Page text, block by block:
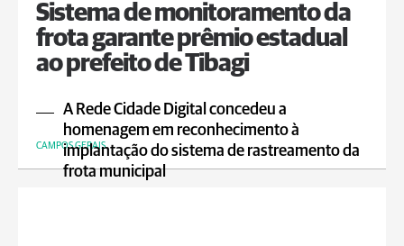
Sistema de monitoramento da
frota garante prêmio estadual
ao prefeito de Tibagi
A Rede Cidade Digital concedeu a
homenagem em reconhecimento à
implantação do sistema de rastreamento da
frota municipal
CAMPOS GERAIS